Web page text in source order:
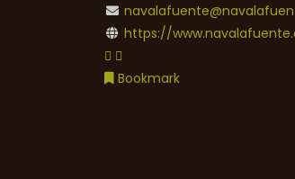
https://
Bookmark